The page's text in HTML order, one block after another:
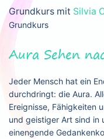
Grundkurs mit Silvia
Grundkurs
Aura Sehen
Jeder Mensch hat ein
durchdringt: die Aura.
Ereignisse, Fähigkeiten
und geistiger Art sind in
einengende